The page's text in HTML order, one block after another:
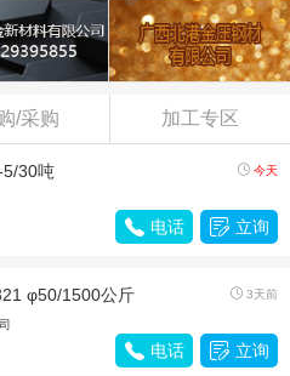
/采购 加工专区
30吨  今天
 电话  立询
φ50/1500公斤  3天前
 电话  立询